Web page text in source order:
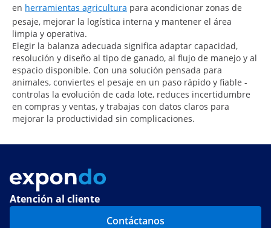
en herramientas agricultura para acondicionar zonas de
pesaje, mejorar la logística interna y mantener el área
limpia y operativa.
Elegir la balanza adecuada significa adaptar capacidad,
resolución y diseño al tipo de ganado, al flujo de manejo y al
espacio disponible. Con una solución pensada para
animales, conviertes el pesaje en un paso rápido y fiable -
controlas la evolución de cada lote, reduces incertidumbre
en compras y ventas, y trabajas con datos claros para
mejorar la productividad sin complicaciones.
Atención al cliente
Contáctanos